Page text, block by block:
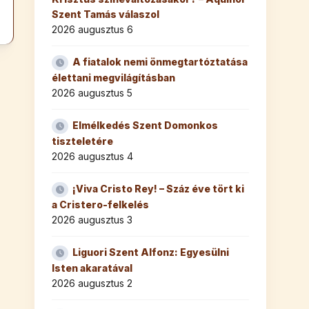
Szent Tamás válaszol
2026 augusztus 6
A fiatalok nemi önmegtartóztatása
élettani megvilágításban
2026 augusztus 5
Elmélkedés Szent Domonkos
tiszteletére
2026 augusztus 4
¡Viva Cristo Rey! – Száz éve tört ki
a Cristero-felkelés
2026 augusztus 3
Liguori Szent Alfonz: Egyesülni
Isten akaratával
2026 augusztus 2